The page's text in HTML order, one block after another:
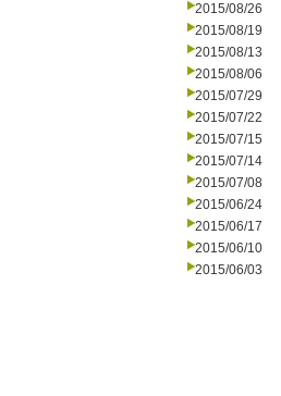
2015/08/26
2015/08/19
2015/08/13
2015/08/06
2015/07/29
2015/07/22
2015/07/15
2015/07/14
2015/07/08
2015/06/24
2015/06/17
2015/06/10
2015/06/03